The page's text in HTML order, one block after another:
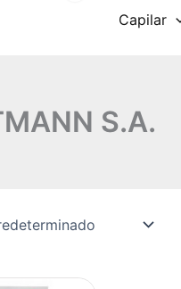
Capilar
S.A.